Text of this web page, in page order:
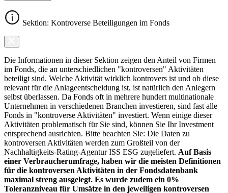
Sektion: Kontroverse Beteiligungen im Fonds
Die Informationen in dieser Sektion zeigen den Anteil von Firmen
im Fonds, die an unterschiedlichen "kontroversen" Aktivitäten
beteiligt sind. Welche Aktivität wirklich kontrovers ist und ob diese
relevant für die Anlageentscheidung ist, ist natürlich den Anlegern
selbst überlassen. Da Fonds oft in mehrere hundert multinationale
Unternehmen in verschiedenen Branchen investieren, sind fast alle
Fonds in "kontroverse Aktivitäten" investiert. Wenn einige dieser
Aktivitäten problematisch für Sie sind, können Sie Ihr Investment
entsprechend ausrichten. Bitte beachten Sie: Die Daten zu
kontroversen Aktivitäten werden zum Großteil von der
Nachhaltigkeits-Rating-Agentur ISS ESG zugeliefert. Auf Basis
einer Verbraucherumfrage, haben wir die meisten Definitionen
für die kontroversen Aktivitäten in der Fondsdatenbank
maximal streng ausgelegt. Es wurde zudem ein 0%
Toleranzniveau für Umsätze in den jeweiligen kontroversen